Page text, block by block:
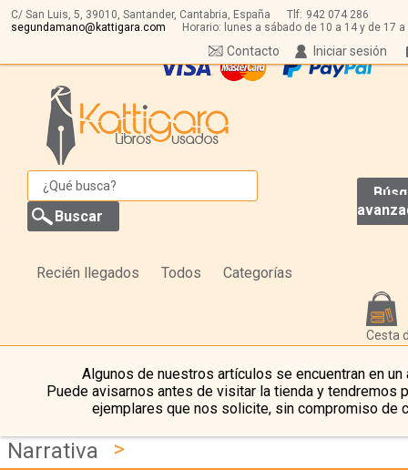
C/ San Luis, 5, 39010, Santander, Cantabria, España Tlf: 942 074 286
segundamano@kattigara.com
Horario: lunes a sábado de 10 a 14 y de 17 a
Iniciar sesión
Contacto
Recién llegados Todos Categorías
Cesta
Algunos de nuestros artículos se encuentran en un
Puede avisarnos antes de visitar la tienda y tendremos
ejemplares que nos solicite, sin compromiso de
Narrativa
>